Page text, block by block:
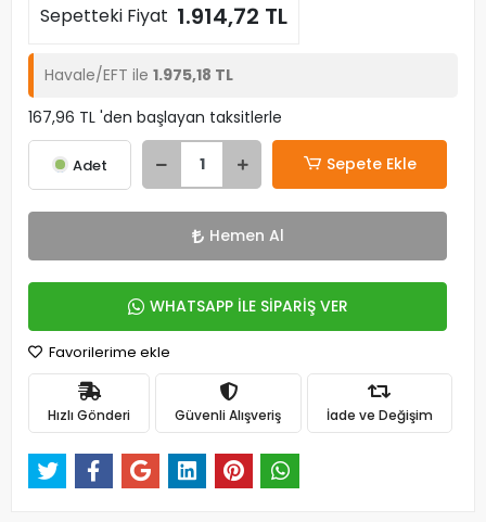
Sepetteki Fiyat 1.914,72 TL
Havale/EFT ile 1.975,18 TL
167,96 TL 'den başlayan taksitlerle
Adet Sepete Ekle
Hemen Al
WHATSAPP İLE SİPARİŞ VER
Favorilerime ekle
Hızlı Gönderi Güvenli Alışveriş İade ve Değişim